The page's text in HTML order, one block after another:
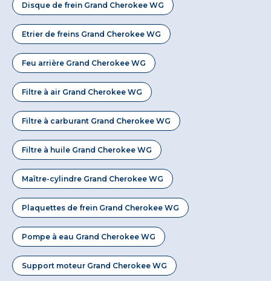
Disque de frein Grand Cherokee WG
Etrier de freins Grand Cherokee WG
Feu arrière Grand Cherokee WG
Filtre à air Grand Cherokee WG
Filtre à carburant Grand Cherokee WG
Filtre à huile Grand Cherokee WG
Maître-cylindre Grand Cherokee WG
Plaquettes de frein Grand Cherokee WG
Pompe à eau Grand Cherokee WG
Support moteur Grand Cherokee WG